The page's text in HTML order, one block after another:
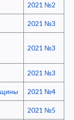
2021 №2
2021 №3
2021 №3
2021 №3
2021 №4
2021 №5